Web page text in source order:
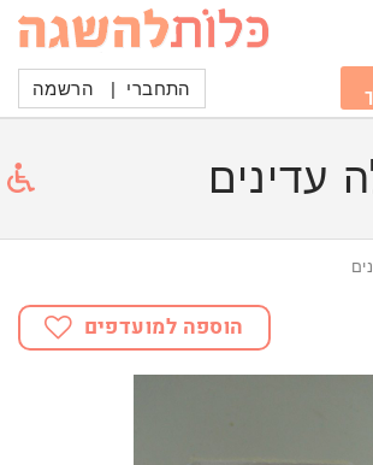
התחברי | הרשמה
עדינים
הוספה למועדפים